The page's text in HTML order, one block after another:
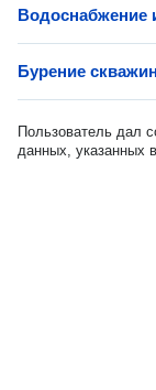
Водоснабжение
Бурение скважин
Пользователь дал
данных, указанных